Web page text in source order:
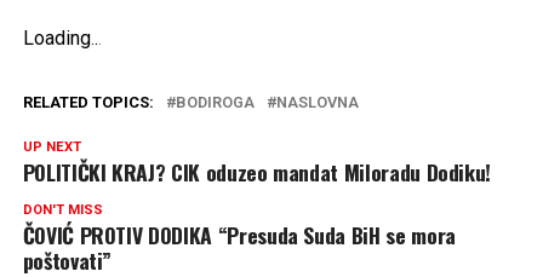
Loading..
RELATED TOPICS: BODIROGA NASLOVNA
UP NEXT
POLITIČKI KRAJ? CIK oduzeo mandat Miloradu Dodiku!
DON'T MISS
ČOVIĆ PROTIV DODIKA “Presuda Suda BiH se mora
poštovati”